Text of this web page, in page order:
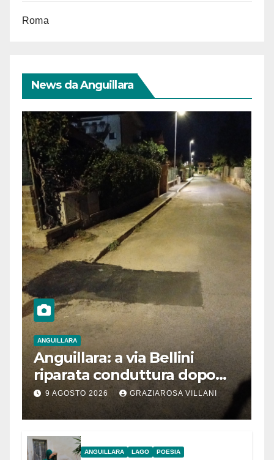
Roma
News da Anguillara
ANGUILLARA
Anguillara: a via Bellini
riparata conduttura dopo
segnalazione IdD
9 AGOSTO 2026 GRAZIAROSA VILLANI
ANGUILLARA LAGO POESIA